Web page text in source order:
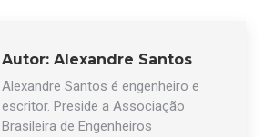
Autor: Alexandre Santos
Alexandre Santos é engenheiro e
escritor. Preside a Associação
Brasileira de Engenheiros